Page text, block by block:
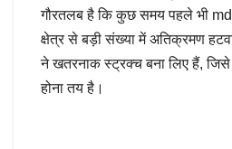
गौरतलब है कि कुछ समय पहले भी
क्षेत्र से बड़ी संख्या में अतिक्रमण
ने खतरनाक स्ट्रक्च बना लिए हैं, जिसे
होना तय है।